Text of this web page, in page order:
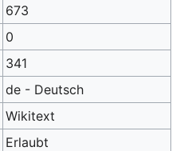
673
0
341
de - Deutsch
Wikitext
Erlaubt